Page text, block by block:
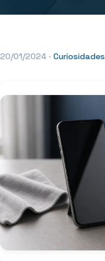
20/01/2024 · Curiosidades